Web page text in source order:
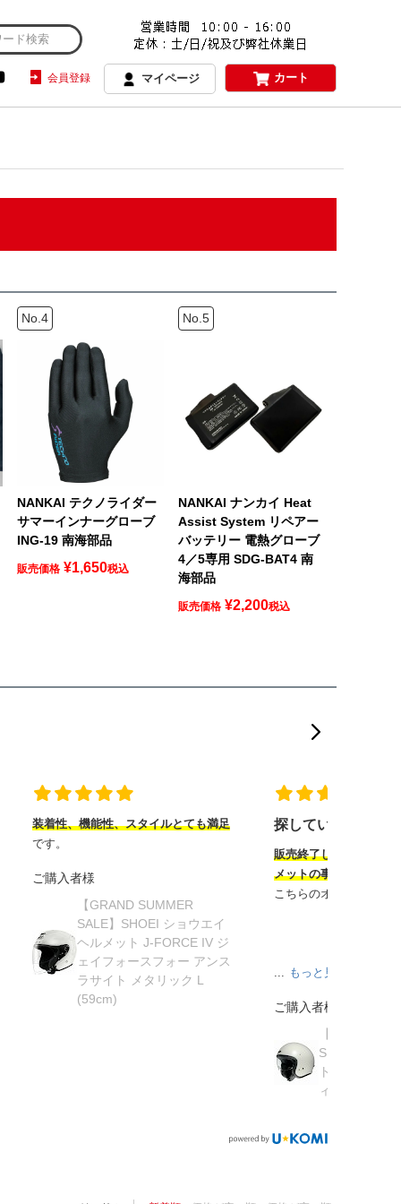
会員登録 マイページ カート
NANKAI テクノライダー
サマーインナーグローブ
ING-19 南海部品
販売価格 ¥1,650税込
NANKAI ナンカイ Heat
Assist System リペアー
バッテリー 電熱グローブ
4／5専用 SDG-BAT4 南
海部品
販売価格 ¥2,200税込
装着性、機能性、スタイルとても満足
です。
ご購入者様
【GRAND SUMMER
SALE】SHOEI ショウエイ
ヘルメット J-FORCE IV ジ
ェイフォースフォー アンス
ラサイト メタリック L
(59cm)
探していたヘルメ
販売終了してから半年
メットの事を知り探し
こちらのオンラインサ
もっと見る
ご購入者様
SHOEI ショ
ト J・O ジェ
ィッシュグリ